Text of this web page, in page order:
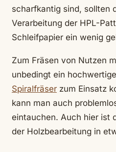
scharfkantig sind, sollten
Verarbeitung der HPL-
Schleifpapier ein wenig
Zum Fräsen von Nutzen
unbedingt ein
Spiralfräser zum Einsatz
kann man auch
eintauchen. Auch hier ist
der Holzbearbeitung in